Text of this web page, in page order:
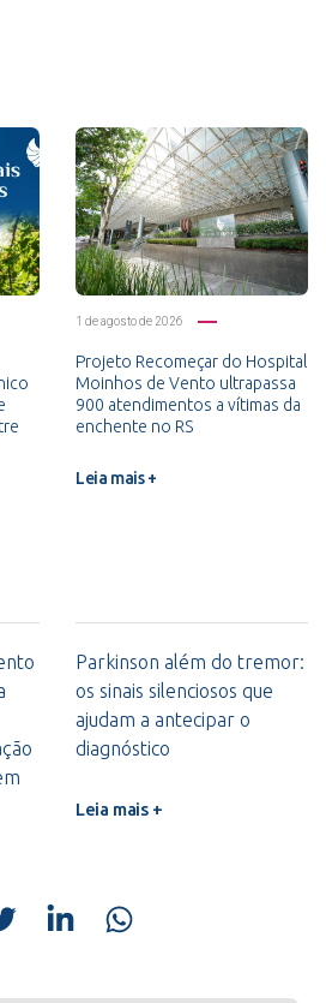
1 de agosto de 2026
Projeto Recomeçar do Hospital
Moinhos de Vento ultrapassa
900 atendimentos a vítimas da
enchente no RS
Leia mais +
Parkinson além do tremor:
os sinais silenciosos que
ajudam a antecipar o
diagnóstico
Leia mais +